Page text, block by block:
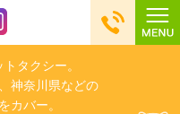
タクシー。
神奈川県などの
カバー。